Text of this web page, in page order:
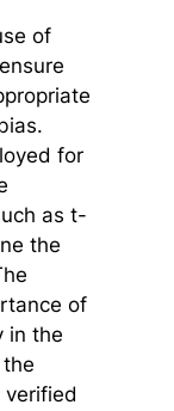
of
for
as t-
the
of
in the